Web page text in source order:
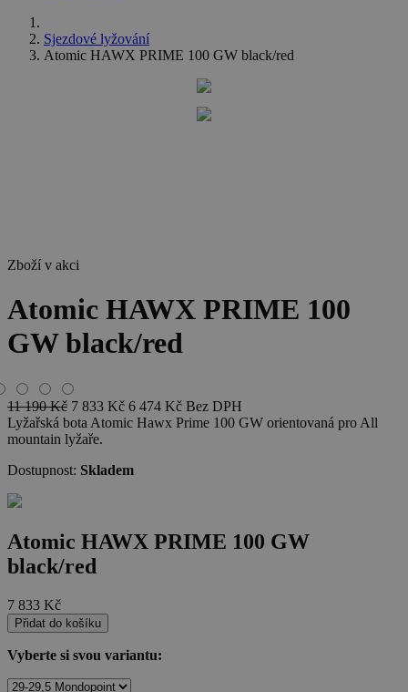
Sjezdové lyžování
Atomic HAWX PRIME 100 GW black/red
Zboží v akci
Atomic HAWX PRIME 100
GW black/red
11 190Kč 7 833 Kč 6 474 Kč Bez DPH
Lyžařská bota Atomic Hawx Prime 100 GW orientovaná pro All
mountain lyžaře.
Dostupnost: Skladem
Atomic HAWX PRIME 100 GW
black/red
7 833 Kč
Přidat do košíku
Vyberte si svou variantu: